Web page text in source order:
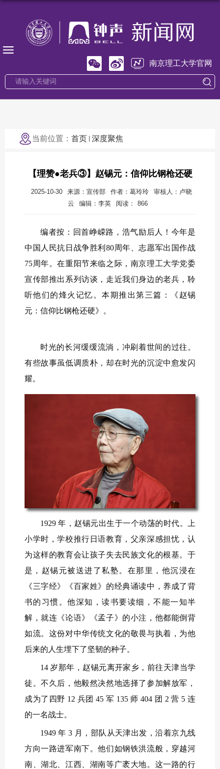
南京理工大学官网
当前位置： 首页 深度聚焦
【理赞●老兵③】赵锡元：信仰比钢枪还硬
2025-10-30 来源：宣传部 作者：葛玲玲
审核人：卢晓
云
编辑：李英 阅读： 866
编者按：回首峥嵘路，浩气励后人！今年是
中国人民抗日战争胜利80周年、志愿军出国作战
75周年。在重阳节来临之际，南京理工大学党委
宣传部推出系列访谈，走近我们身边的老兵，聆
听他们的烽火记忆。本期推出第三篇：《赵锡
元：信仰比钢枪还硬》。
时光的长河缓缓流淌，冲刷着世间的过往。
有些故事虽低调质朴，却在时光的沉淀中愈发闪
耀。
1929 年，赵锡元出生于一个动荡的时代。上
小学时，学校推行日语教育，父亲深感担忧，认
为这样的教育会让孩子失去民族文化的根基。于
是，赵锡元被送进了私塾。在那里，他沉浸在
《三字经》《百家姓》的经典诵读中，养成了背
书的习惯。他深知，读书要读细，不能一知半
解，就连《论语》《孟子》的小注，他都能倒背
如流。这份对中华传统文化的敬畏与执着，为他
后来的人生埋下了坚韧的种子。
14 岁那年，赵锡元离开家乡，前往天津当学
徒。不久后，他毅然决然地选择了参加解放军，
成为了四野 12 兵团 45 军 135 师 404 团 2 营 5 连
的一名战士。
1949 年 3 月，部队从天津出发，沿着京九线
方向一路进军南下。他们如钢铁洪流般，穿越河
南、湖北、江西、湖南等广袤大地。这一路的行